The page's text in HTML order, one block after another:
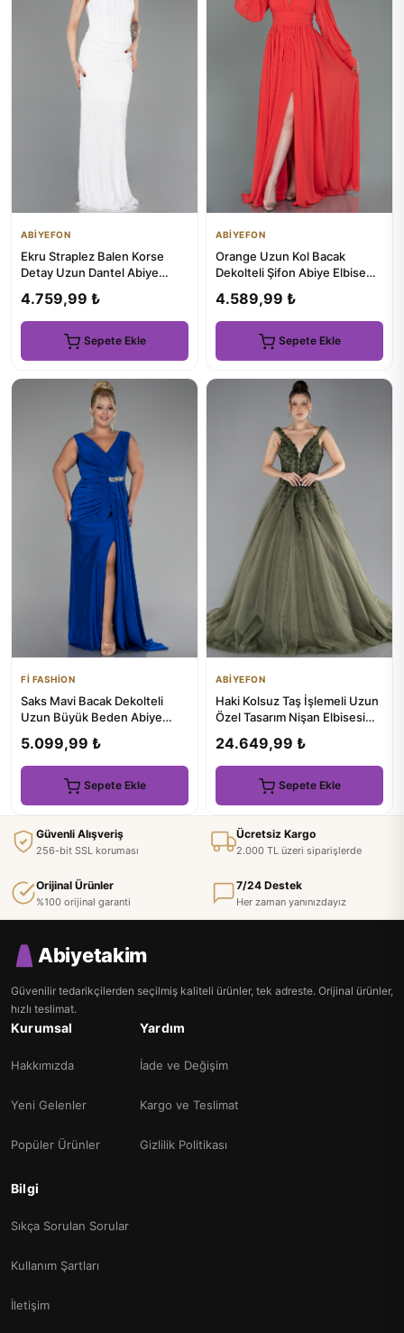
ABİYEFON
Ekru Straplez Balen Korse
Detay Uzun Dantel Abiye
4.759,99 ₺
Sepete Ekle
ABİYEFON
Orange Uzun Kol Bacak
Dekolteli Şifon Abiye Elbise
4.589,99 ₺
Sepete Ekle
Fİ FASHİON
Saks Mavi Bacak Dekolteli
Uzun Büyük Beden Abiye
5.099,99 ₺
Sepete Ekle
ABİYEFON
Haki Kolsuz Taş İşlemeli Uzun
Özel Tasarım Nişan Elbisesi
24.649,99 ₺
Sepete Ekle
Güvenli Alışveriş
256-bit SSL koruması
Ücretsiz Kargo
2.000 TL üzeri siparişlerde
Orijinal Ürünler
%100 orijinal garanti
7/24 Destek
Her zaman yanınızdayız
Abiyetakim
Güvenilir tedarikçilerden seçilmiş kaliteli ürünler, tek adreste. Orijinal ürünler,
hızlı teslimat.
Kurumsal
Hakkımızda
Yeni Gelenler
Popüler Ürünler
Yardım
İade ve Değişim
Kargo ve Teslimat
Gizlilik Politikası
Bilgi
Sıkça Sorulan Sorular
Kullanım Şartları
İletişim